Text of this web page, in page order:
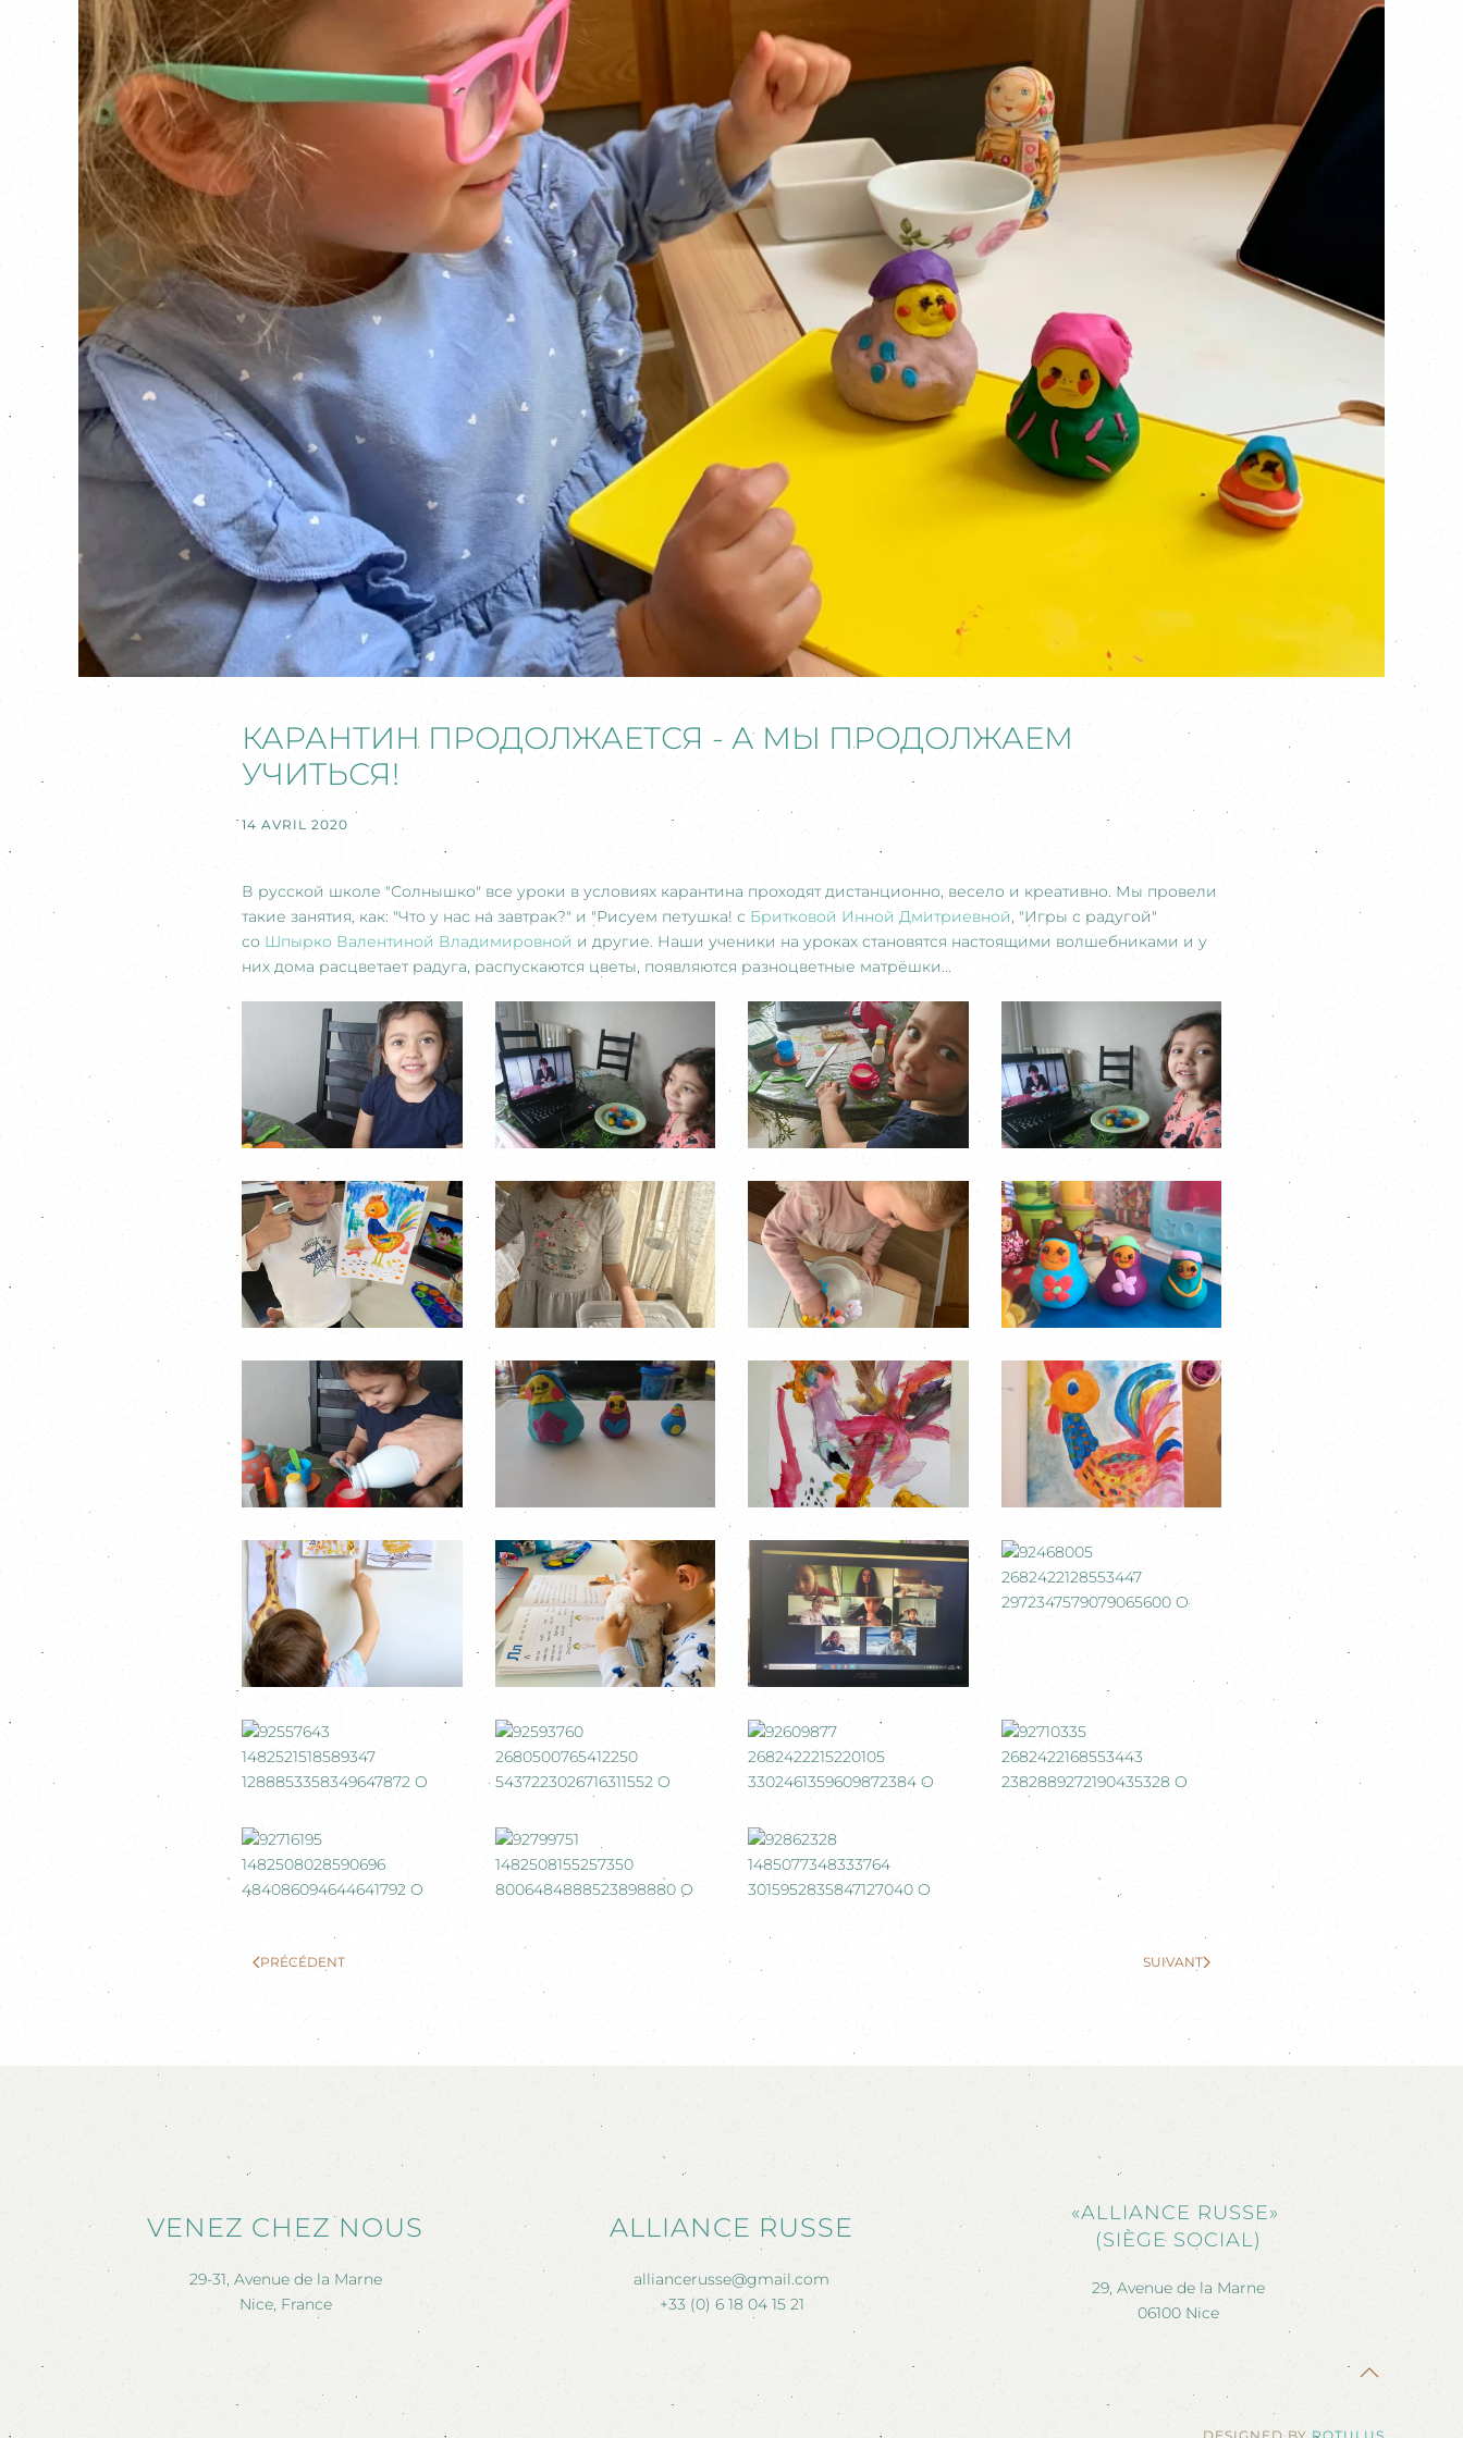
КАРАНТИН ПРОДОЛЖАЕТСЯ - А МЫ ПРОДОЛЖАЕМ
УЧИТЬСЯ!
14 AVRIL 2020
В русской школе "Солнышко" все уроки в условиях карантина проходят дистанционно, весело и креативно. Мы провели
такие занятия, как: "Что у нас на завтрак?" и "Рисуем петушка! с Бритковой Инной Дмитриевной, "Игры с радугой"
со Шпырко Валентиной Владимировной и другие. Наши ученики на уроках становятся настоящими волшебниками и у
них дома расцветает радуга, распускаются цветы, появляются разноцветные матрёшки...
PRÉCÉDENT SUIVANT
VENEZ CHEZ NOUS
29-31, Avenue de la Marne
Nice, France
ALLIANCE RUSSE
alliancerusse@gmail.com
+33 (0) 6 18 04 15 21
«ALLIANCE RUSSE»
(SIÈGE SOCIAL)
29, Avenue de la Marne
06100 Nice